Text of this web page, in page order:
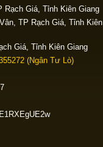
Quốc -
Rạch Giá, Tỉnh Kiên Giang
TP Rạch Giá, Tỉnh Kiên
Giá, Tỉnh Kiên Giang
(Ngân Tư Lò)